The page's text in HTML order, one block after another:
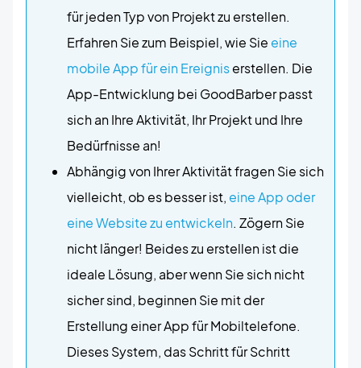
für jeden Typ von Projekt zu erstellen.
Erfahren Sie zum Beispiel, wie Sie eine
mobile App für ein Ereigniserstellen. Die
App-Entwicklung bei GoodBarber passt
sich an Ihre Aktivität, Ihr Projekt und Ihre
Bedürfnisse an!
Abhängig von Ihrer Aktivität fragen Sie sich
vielleicht, ob es besser ist, eine App oder
eine Website zu entwickeln. Zögern Sie
nicht länger! Beides zu erstellen ist die
ideale Lösung, aber wenn Sie sich nicht
sicher sind, beginnen Sie mit der
Erstellung einer App für Mobiltelefone.
Dieses System, das Schritt für Schritt